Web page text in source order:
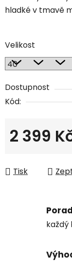
hladké v tmavě
Velikost
Dostupnost
Kód:
2 399
Tisk
každý